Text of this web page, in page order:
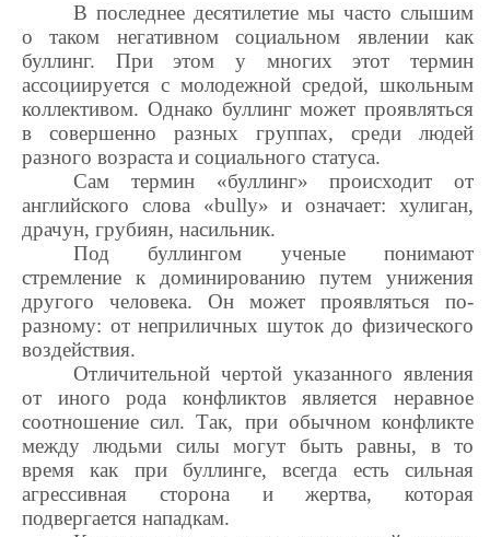
В последнее десятилетие мы часто слышим
о таком негативном социальном явлении как
буллинг. При этом у многих этот термин
ассоциируется с молодежной средой, школьным
коллективом. Однако буллинг может проявляться
в совершенно разных группах, среди людей
разного возраста и социального статуса.
Сам термин «буллинг» происходит от
английского слова «bully» и означает: хулиган,
драчун, грубиян, насильник.
Под буллингом ученые понимают
стремление к доминированию путем унижения
другого человека. Он может проявляться по-
разному: от неприличных шуток до физического
воздействия.
Отличительной чертой указанного явления
от иного рода конфликтов является неравное
соотношение сил. Так, при обычном конфликте
между людьми силы могут быть равны, в то
время как при буллинге, всегда есть сильная
агрессивная сторона и жертва, которая
подвергается нападкам.